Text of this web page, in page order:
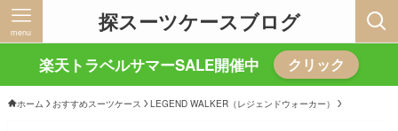
探スーツケースブログ
menu
楽天トラベルサマーSALE開催中 クリック
ホーム おすすめスーツケース LEGEND WALKER（レジェンドウォーカー）